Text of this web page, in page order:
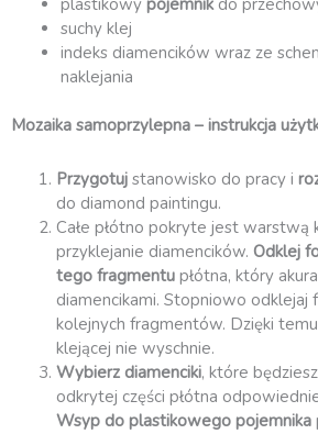
suchy klej
indeks diamencików wraz ze
naklejania
Mozaika samoprzylepna – instrukcja
Przygotujstanowisko do pracy i
do diamond paintingu.
Całe płótno pokryte jest warstwą
przyklejanie diamencików. Odklej
tego fragmentu płótna, który
diamencikami. Stopniowo odklejaj
kolejnych fragmentów. Dzięki
klejącej nie wyschnie.
Wybierz diamenciki, które
odkrytej części płótna
Wsyp do plastikowego pojemnika